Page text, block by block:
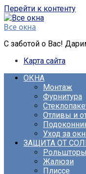
Перейти к контенту
Все окна
С заботой о Вас!
Карта сайта
ОКНА
Монтаж
Фурнитура
Отливы и
Уход за
ЗАЩИТА ОТ
Рольшторы
Жалюзи
Плиссе